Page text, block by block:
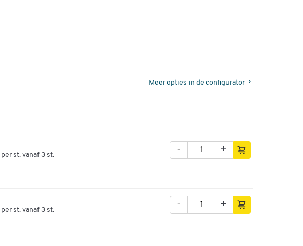
Meer opties in de configurator
per st. vanaf 3 st.
+
-
per st. vanaf 3 st.
+
-